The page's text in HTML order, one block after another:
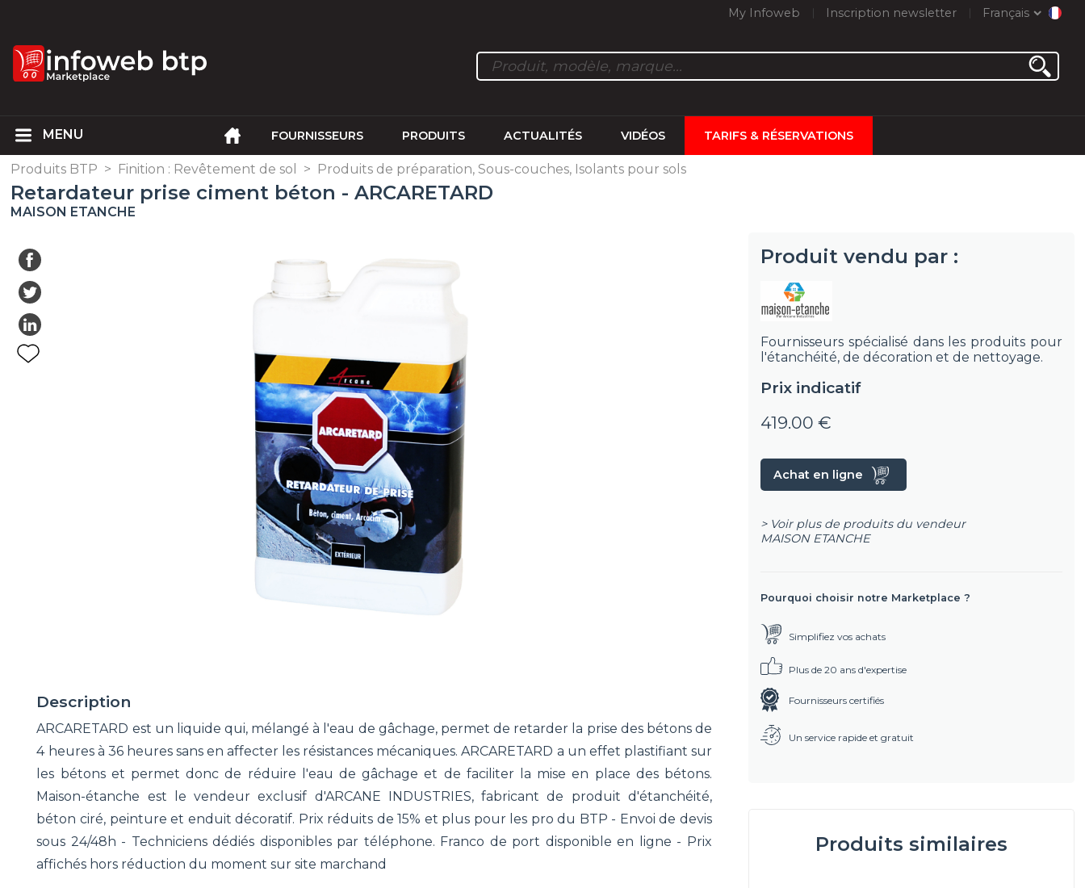
My Infoweb Inscription newsletter Français
FOURNISSEURS PRODUITS ACTUALITÉS VIDÉOS TARIFS & RÉSERVATIONS
Produits BTP > Finition : Revêtement de sol > Produits de préparation, Sous-couches, Isolants pour sols
Retardateur prise ciment béton - ARCARETARD
MAISON ETANCHE
Description
ARCARETARD est un liquide qui, mélangé à l'eau de gâchage, permet de retarder la prise des bétons de
4 heures à 36 heures sans en affecter les résistances mécaniques. ARCARETARD a un effet plastifiant sur
les bétons et permet donc de réduire l'eau de gâchage et de faciliter la mise en place des bétons.
Maison-étanche est le vendeur exclusif d'ARCANE INDUSTRIES, fabricant de produit d'étanchéité,
béton ciré, peinture et enduit décoratif. Prix réduits de 15% et plus pour les pro du BTP - Envoi de devis
sous 24/48h - Techniciens dédiés disponibles par téléphone. Franco de port disponible en ligne - Prix
affichés hors réduction du moment sur site marchand
Produit vendu par :
Fournisseurs spécialisé dans les produits pour
l'étanchéité, de décoration et de nettoyage.
Prix indicatif
419.00 €
Achat en ligne
> Voir plus de produits du vendeur
MAISON ETANCHE
Pourquoi choisir notre Marketplace ?
Simplifiez vos achats
Plus de 20 ans d'expertise
Fournisseurs certifiés
Un service rapide et gratuit
Produits similaires